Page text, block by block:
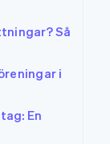
Så
i
En